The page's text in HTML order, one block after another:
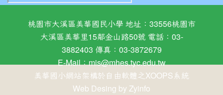
桃園市大溪區美華國民小學 地址：33556桃園市
大溪區美華里15鄰金山路50號 電話：03-
3882403 傳真：03-3872679
E-Mail：mis@mhes.tyc.edu.tw
美華國小網站架構於自由軟體之XOOPS系統
Web Desing by Zyinfo